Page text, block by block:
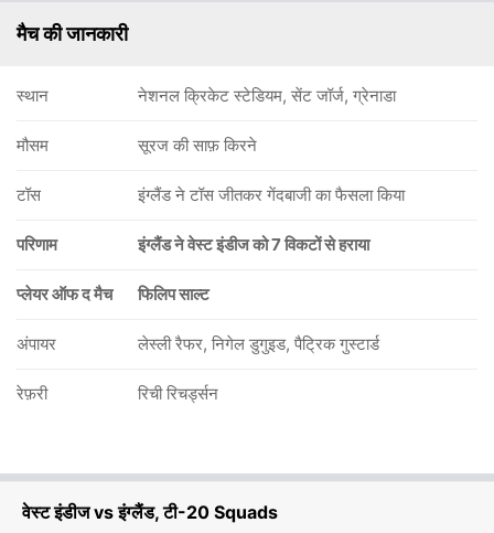
वेस्ट इंडीज vs इंग्लैंड, टी-20 Squads
मैच की जानकारी
स्थान नेशनल क्रिकेट स्टेडियम, सेंट जॉर्ज, ग्रेनाडा
मौसम सूरज की साफ़ किरने
टॉस इंग्लैंड ने टॉस जीतकर गेंदबाजी का फैसला किया
परिणाम इंग्लैंड ने वेस्ट इंडीज को 7 विकटों से हराया
प्लेयर ऑफ द मैच फिलिप साल्ट
अंपायर लेस्ली रैफर, निगेल डुगुइड, पैट्रिक गुस्टार्ड
रेफ़री रिची रिचर्ड्सन